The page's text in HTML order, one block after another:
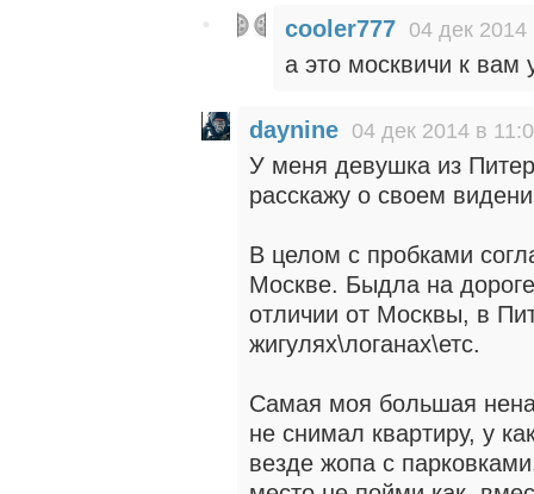
cooler777 04 дек 2014
а это москвичи к вам
daynine 04 дек 2014 в
У меня девушка из
расскажу о своем
В целом с пробками
Москве. Быдла на
отличии от Москвы, в
жигулях\логанах\етс.
Самая моя большая
не снимал квартиру, у
везде жопа с